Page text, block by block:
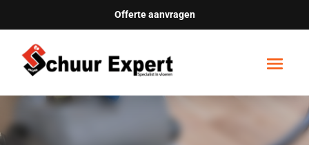
Offerte aanvragen